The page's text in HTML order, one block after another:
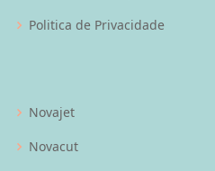
Politica de Privacidade
Novajet
Novacut